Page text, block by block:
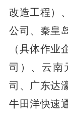
改造工程）
公司、秦皇
（具体作业
司）、云南
司、广东达
牛田洋快速